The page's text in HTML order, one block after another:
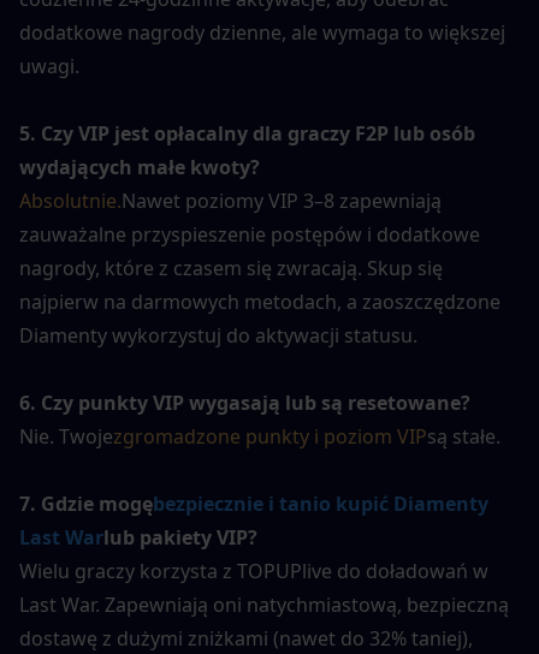
dodatkowe nagrody dzienne, ale wymaga to większej
uwagi.
5. Czy VIP jest opłacalny dla graczy F2P lub osób
wydających małe kwoty?
Absolutnie.Nawet poziomy VIP 3–8 zapewniają
zauważalne przyspieszenie postępów i dodatkowe
nagrody, które z czasem się zwracają. Skup się
najpierw na darmowych metodach, a zaoszczędzone
Diamenty wykorzystuj do aktywacji statusu.
6. Czy punkty VIP wygasają lub są resetowane?
Nie. Twojezgromadzone punkty i poziom VIPsą stałe.
7. Gdzie mogębezpiecznie i tanio kupić Diamenty
Last Warlub pakiety VIP?
Wielu graczy korzysta z TOPUPlive do doładowań w
Last War. Zapewniają oni natychmiastową, bezpieczną
dostawę z dużymi zniżkami (nawet do 32% taniej),